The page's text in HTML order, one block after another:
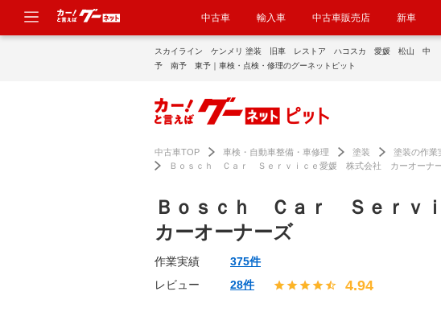
中古車 輸入車 中古車販売店 新車
スカイライン ケンメリ 塗装 旧車 レストア ハコスカ 愛媛 松山 中
予 南予 東予｜車検・点検・修理のグーネットピット
中古車TOP 車検・自動車整備・車修理 塗装 塗装の作業
Ｂｏｓｃｈ Ｃａｒ Ｓｅｒｖｉｃｅ愛媛 株式会社 カーオーナ
Ｂｏｓｃｈ Ｃａｒ Ｓｅｒｖ
カーオーナーズ
作業実績
375件
レビュー
28件 4.94